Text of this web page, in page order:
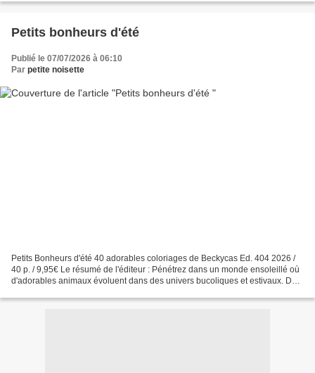
Petits bonheurs d'été
Publié le 07/07/2026 à 06:10
Par petite noisette
Petits Bonheurs d'été 40 adorables coloriages de Beckycas Ed. 404 2026 /
40 p. / 9,95€ Le résumé de l'éditeur : Pénétrez dans un monde ensoleillé où
d'adorables animaux évoluent dans des univers bucoliques et estivaux. Du